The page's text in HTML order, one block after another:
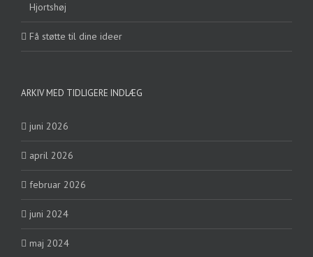
Hjortshøj
Få støtte til dine ideer
ARKIV MED TIDLIGERE INDLÆG
juni 2026
april 2026
februar 2026
juni 2024
maj 2024